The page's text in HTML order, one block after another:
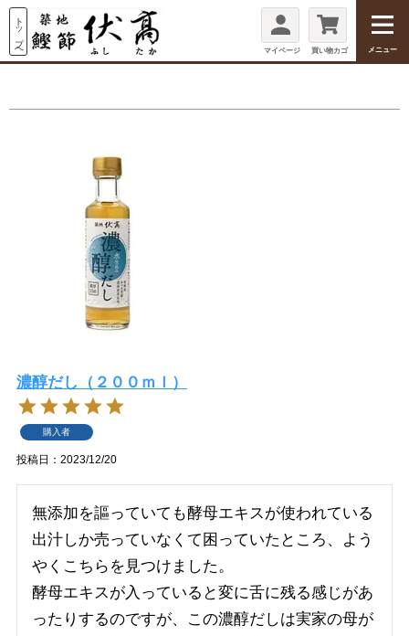
マイページ 買い物カゴ メニュー
鰹節の伏高トップページ yuri0514さんのレビュー
濃醇だし（２００ｍｌ）
購入者
投稿日 2023/12/20
無添加を謳っていても酵母エキスが使われている
出汁しか売っていなくて困っていたところ、よう
やくこちらを見つけました。
酵母エキスが入っていると変に舌に残る感じがあ
ったりするのですが、この濃醇だしは実家の母が